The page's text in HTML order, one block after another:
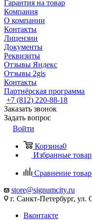
Гарантия на товар
Компания
О компании
Контакты
Лицензии
Документы
Реквизиты
Отзывы Яндекс
Отзывы 2gis
Контакты
Партнёрская программа
+7 (812) 220-88-18
Заказать звонок
Задать вопрос
Войти
Корзина0
Избранные
Сравнение
store@signumcity.ru
г. Санкт-Петербург, ул.
Вконтакте